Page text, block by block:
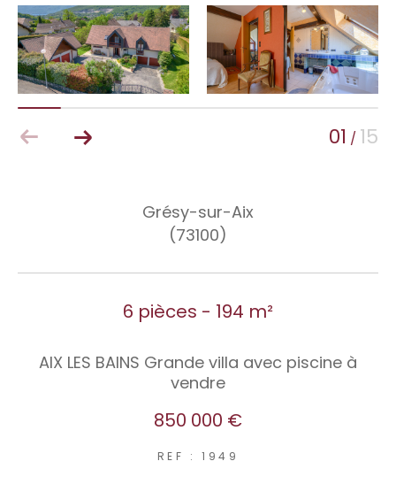
01 / 15
Grésy-sur-Aix
(73100)
6 pièces - 194 m²
AIX LES BAINS Grande villa avec piscine à
vendre
850 000 €
REF : 1949